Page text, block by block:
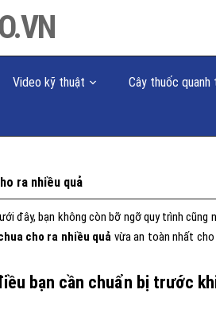
Video kỹ thuật Cây thuốc quanh
ra nhiều quả
đây, bạn không còn bỡ ngỡ quy trình
cho ra nhiều quả vừa an toàn nhất
bạn cần chuẩn bị trước